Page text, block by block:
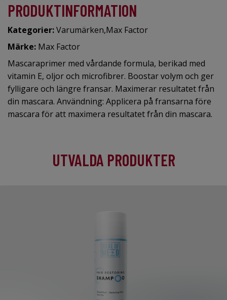
PRODUKTINFORMATION
Kategorier:Varumärken,Max Factor
Märke: Max Factor
Mascaraprimer med vårdande formula, berikad med
vitamin E, oljor och microfibrer. Boostar volym och ger
fylligare och längre fransar. Maximerar resultatet från
din mascara. Användning: Applicera på fransarna före
mascara för att maximera resultatet från din mascara.
UTVALDA PRODUKTER